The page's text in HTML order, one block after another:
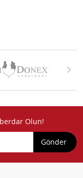
Olun!
Gönder